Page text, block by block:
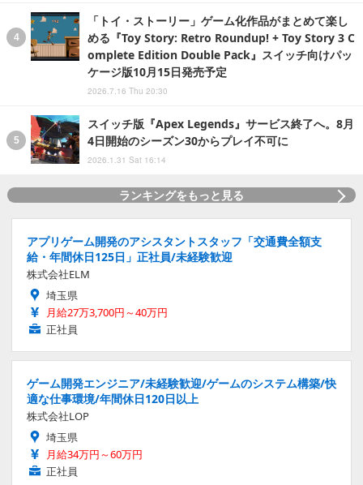
「トイ・ストーリー」ゲーム化作品がまとめて楽し
める『Toy Story: Retro Roundup! + Toy Story 3 C
omplete Edition Double Pack』スイッチ向けパッ
ケージ版10月15日発売予定
2026.7.16 Thu 20:30
スイッチ版『Apex Legends』サービス終了へ。8月
4日開始のシーズン30からプレイ不可に
2026.1.31 Sat 16:14
ランキングをもっと見る
アプリゲーム開発のアシスタントスタッフ「交通費全額支
給・年間休日125日」正社員/未経験歓迎
株式会社ELM
埼玉県
月給27万3,700円～40万円
正社員
ゲーム開発エンジニア/未経験歓迎/ゲームのシステム構築/快
適な仕事環境/年間休日120日以上
株式会社LOP
埼玉県
月給34万円～60万円
正社員